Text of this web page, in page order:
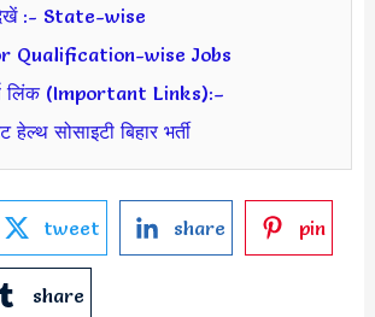
:- State-wise
Qualification-wise Jobs
लिंक (Important Links):–
सोसाइटी बिहार भर्ती
tweet share pin
share